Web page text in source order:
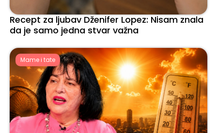
Recept za ljubav Dženifer Lopez: Nisam znala
da je samo jedna stvar važna
Mame i tate